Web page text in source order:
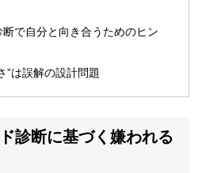
で自分と向き合うためのヒン
”は誤解の設計問題
診断に基づく嫌われる